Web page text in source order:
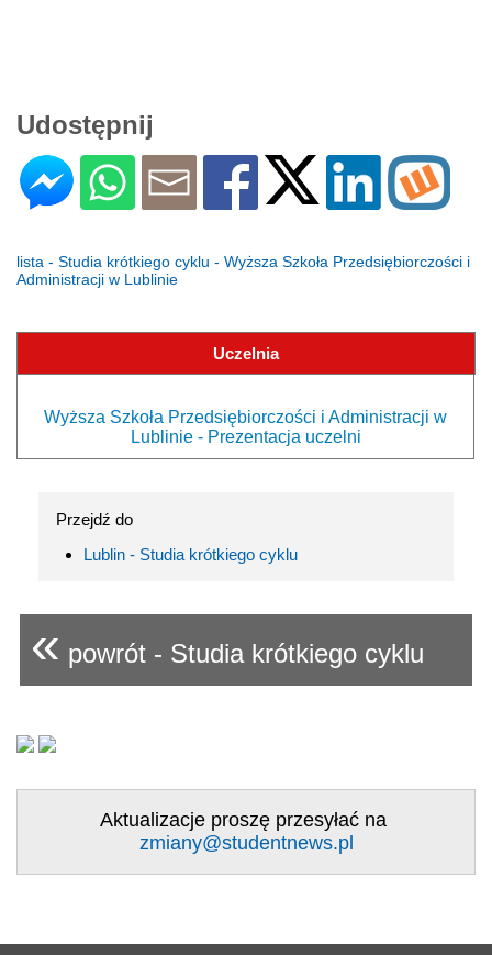
Udostępnij
lista - Studia krótkiego cyklu - Wyższa Szkoła Przedsiębiorczości i
Administracji w Lublinie
Uczelnia
Wyższa Szkoła Przedsiębiorczości i Administracji w
Lublinie - Prezentacja uczelni
Przejdź do
Lublin - Studia krótkiego cyklu
« powrót - Studia krótkiego cyklu
Aktualizacje proszę przesyłać na
zmiany@studentnews.pl